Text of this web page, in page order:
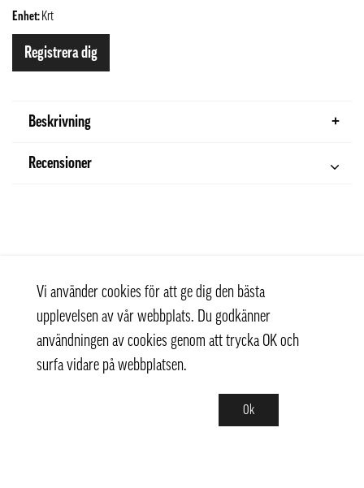
Enhet: Krt
Registrera dig
Beskrivning
Recensioner
Vi använder cookies för att ge dig den bästa
upplevelsen av vår webbplats. Du godkänner
användningen av cookies genom att trycka OK och
surfa vidare på webbplatsen.
Ok